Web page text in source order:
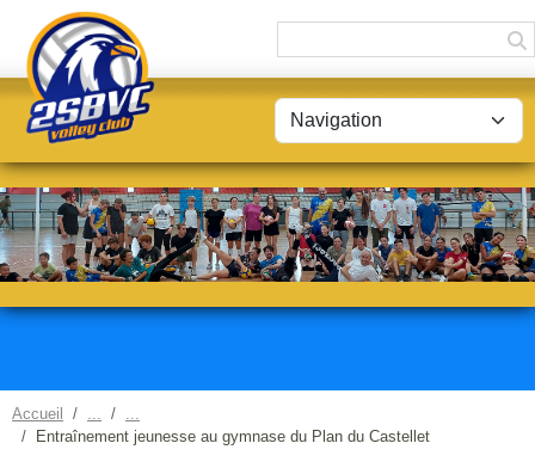
Accueil
Entraînement jeunesse au gymnase du Plan du Castellet
Panneau de gestion des cookies